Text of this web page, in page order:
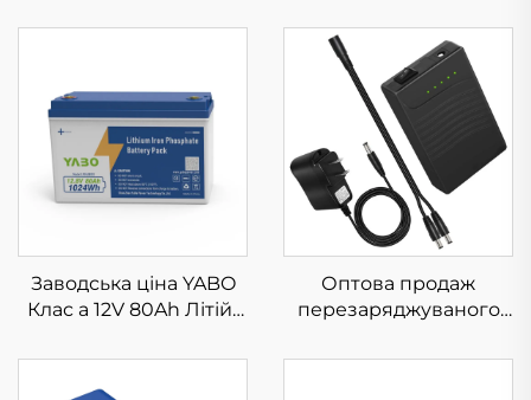
Заводська ціна YABO
Клас a 12V 80Ah Літій-
акумулятор Глибоких
циклів 12V Літій-
Оптова продаж
перезаряджуваного
акумулятора YABO